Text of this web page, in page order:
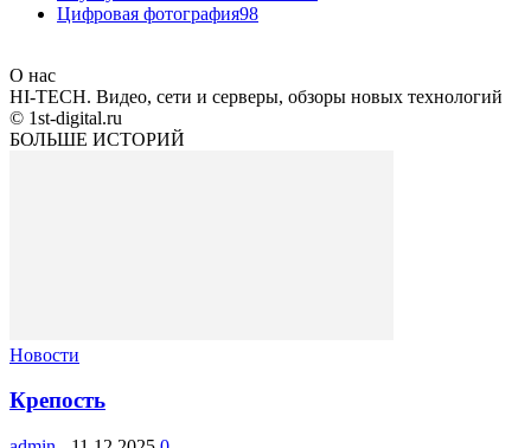
Цифровая фотография98
О нас
HI-TECH. Видео, сети и серверы, обзоры новых технологий
© 1st-digital.ru
БОЛЬШЕ ИСТОРИЙ
Новости
Крепость